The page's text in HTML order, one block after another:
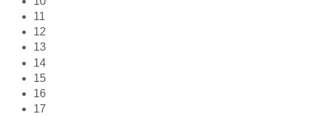
11
12
13
14
15
16
17